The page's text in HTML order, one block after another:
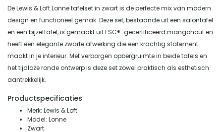
De Lewis & Loft Lonne tafelset in zwart is de perfecte mix van modern
design en functioneel gemak. Deze set, bestaande uit een salontafel
en een bijzettafel, is gemaakt uit FSC®-gecertificeerd mangohout en
heeft een elegante zwarte afwerking die een krachtig statement
maakt in je interieur. Met verborgen opbergruimte in beide tafels en
het tijdloze ronde ontwerp is deze set zowel praktisch als esthetisch
aantrekkelijk.
Productspecificaties
Merk: Lewis & Loft
Model: Lonne
Zwart